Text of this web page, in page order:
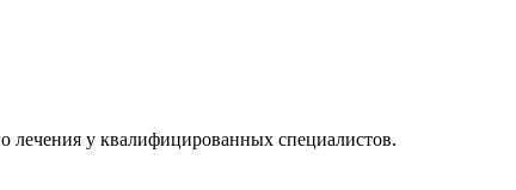
лечения у квалифицированных специалистов.